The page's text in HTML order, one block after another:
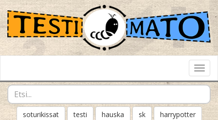
soturikissat testi hauska sk harrypotter